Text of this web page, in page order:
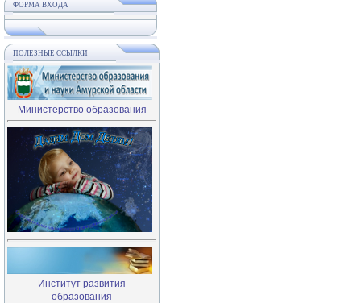
ФОРМА ВХОДА
ПОЛЕЗНЫЕ ССЫЛКИ
Министерство образования
Институт развития
образования